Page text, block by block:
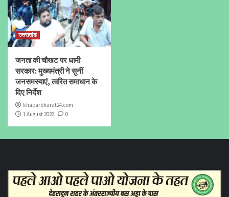
उत्तराखंड
जनता की चौखट पर धामी
सरकार: मुख्यमंत्री ने सुनीं
जनसमस्याएं, त्वरित समाधान के
दिए निर्देश
khabarbharat24.com
1 August 2026
0